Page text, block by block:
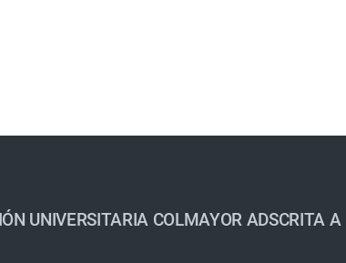
UNIVERSITARIA COLMAYOR ADSCRITA